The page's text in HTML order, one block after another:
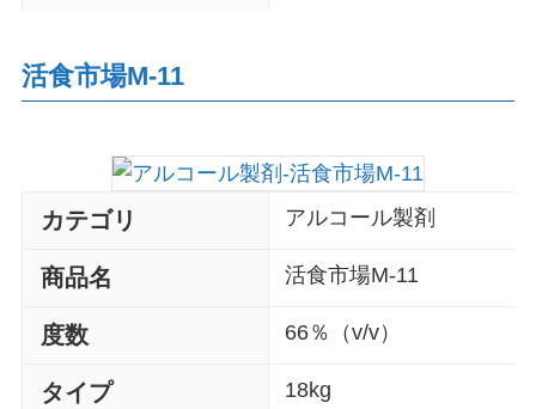
活食市場M-11
カテゴリ アルコール製剤
商品名 活食市場M-11
度数 66％（v/v）
タイプ 18kg